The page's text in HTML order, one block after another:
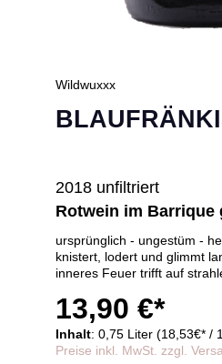
Wildwuxxx
2018 unfiltriert
Rotwein im Barrique
ursprünglich - ungestüm -
knistert, lodert und glimmt
inneres Feuer trifft auf
kräftiges Rot, im Holzfass
13,90 €*
Inhalt: 0,75 Liter (18,53€* /
Preise inkl. MwSt. zzgl.